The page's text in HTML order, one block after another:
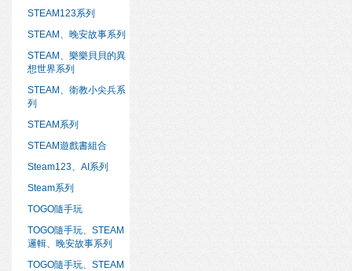
STEAM123系列
STEAM、晚安故事系列
STEAM、樂樂貝貝的異
想世界系列
STEAM、衛教小尖兵系
列
STEAM系列
STEAM遊戲書組合
Steam123、AI系列
Steam系列
TOGO隨手玩
TOGO隨手玩、STEAM
邏輯、晚安故事系列
TOGO隨手玩、STEAM